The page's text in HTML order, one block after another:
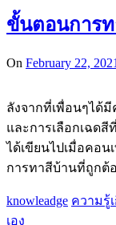
ขั้นตอนการ
On February 22, 2021
ลังจากที่เพื่อนๆได้
และการเลือกเฉด
ได้เขียนไปเมื่อคอ
การทาสีบ้านที่ถูกต้
knowleadge ความรู้
เอง